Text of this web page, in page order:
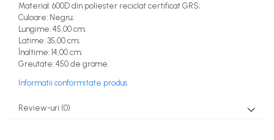
Material: 600D din poliester reciclat certificat GRS;
Culoare: Negru;
Lungime: 45,00 cm;
Latime: 35,00 cm;
Înaltime: 14,00 cm;
Greutate: 450 de grame.
Informatii conformitate produs
Review-uri (0)